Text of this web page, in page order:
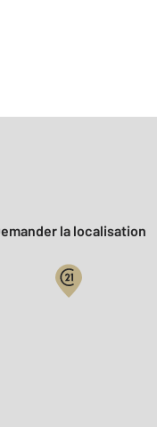
Demander la localisation